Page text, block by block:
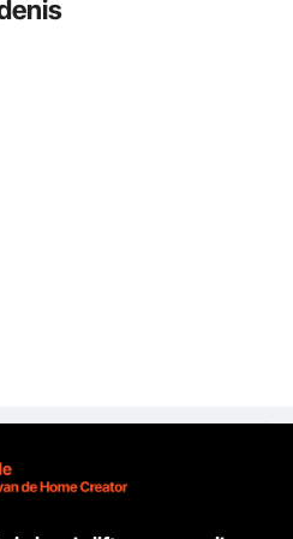
verzending is
dat u ontvangt wat u nodig
Een toewijding aan tijdige
voor al uw